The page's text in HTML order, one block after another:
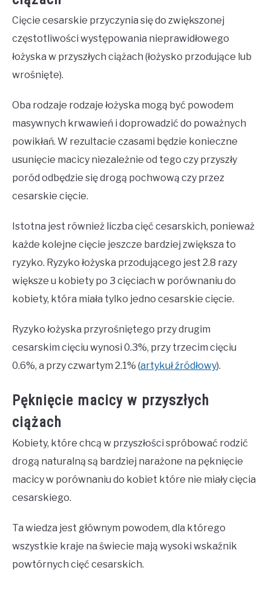
Cięcie cesarskie przyczynia się do zwiększonej
częstotliwości występowania nieprawidłowego
łożyska w przyszłych ciążach (łożysko przodujące lub
wrośnięte).
Oba rodzaje rodzaje łożyska mogą być powodem
masywnych krwawień i doprowadzić do poważnych
powikłań. W rezultacie czasami będzie konieczne
usunięcie macicy niezależnie od tego czy przyszły
poród odbędzie się drogą pochwową czy przez
cesarskie cięcie.
Istotna jest również liczba cięć cesarskich, ponieważ
każde kolejne cięcie jeszcze bardziej zwiększa to
ryzyko. Ryzyko łożyska przodującego jest 2.8 razy
większe u kobiety po 3 cięciach w porównaniu do
kobiety, która miała tylko jedno cesarskie cięcie.
Ryzyko łożyska przyrośniętego przy drugim
cesarskim cięciu wynosi 0.3%, przy trzecim cięciu
0.6%, a przy czwartym 2.1% (artykuł źródłowy).
Pęknięcie macicy w przyszłych
ciążach
Kobiety, które chcą w przyszłości spróbować rodzić
drogą naturalną są bardziej narażone na pęknięcie
macicy w porównaniu do kobiet które nie miały cięcia
cesarskiego.
Ta wiedza jest głównym powodem, dla którego
wszystkie kraje na świecie mają wysoki wskaźnik
powtórnych cięć cesarskich.